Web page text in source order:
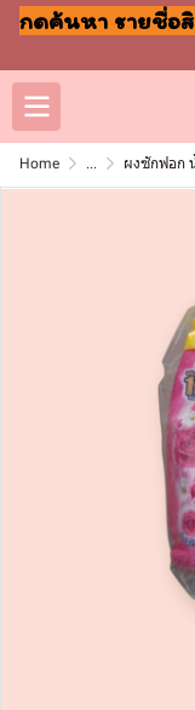
กดค้นหา รายชื่อ
Home ... ผงซักฟอก น้ำยาปรับผ้า